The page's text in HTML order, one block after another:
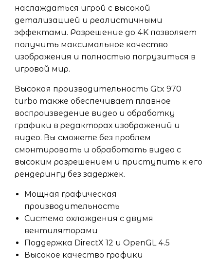
наслаждаться игрой с высокой
детализацией и реалистичными
эффектами. Разрешение до 4K позволяет
получить максимальное качество
изображения и полностью погрузиться в
игровой мир.
Высокая производительность Gtx 970
turbo также обеспечивает плавное
воспроизведение видео и обработку
графики в редакторах изображений и
видео. Вы сможете без проблем
смонтировать и обработать видео с
высоким разрешением и приступить к его
рендерингу без задержек.
Мощная графическая
производительность
Система охлаждения с двумя
вентиляторами
Поддержка DirectX 12 и OpenGL 4.5
Высокое качество графики